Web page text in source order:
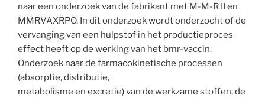
naar een onderzoek van de fabrikant met M-M-R II en
MMRVAXRPO. In dit onderzoek wordt onderzocht of de
vervanging van een hulpstof in het productieproces
effect heeft op de werking van het bmr-vaccin.
Onderzoek naar de farmacokinetische processen
(absorptie, distributie,
metabolisme en excretie) van de werkzame stoffen, de